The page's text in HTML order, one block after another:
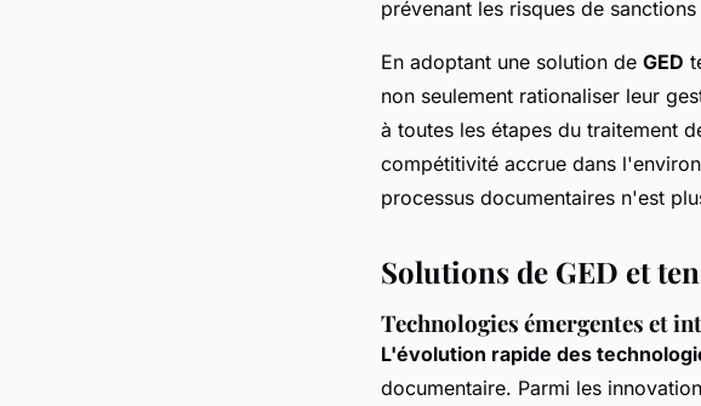
prévenant les risques de
En adoptant une solution de GED
non seulement rationaliser leur
à toutes les étapes du traitement
compétitivité accrue dans
processus documentaires n'est
Solutions de GED et
Technologies émergentes et
L'évolution rapide des
documentaire. Parmi les